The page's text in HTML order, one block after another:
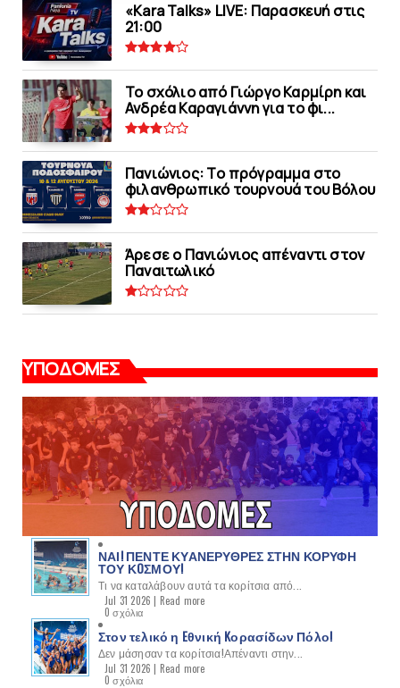
«Kara Talks» LIVE: Παρασκευή στις
21:00
Το σχόλιο από Γιώργο Καρμίρη και
Ανδρέα Καραγιάννη για το φι...
Πανιώνιoς: Tο πρόγραμμα στο
φιλανθρωπικό τουρνουά του Bόλου
Άρεσε ο Πανιώνιος απέναντι στoν
Παναιτωλικό
ΥΠΟΔΟΜΕΣ
ΝΑΙ! ΠΕΝΤΕ ΚΥΑΝΕΡΥΘΡΕΣ ΣΤΗΝ ΚΟΡΥΦΗ
ΤΟΥ ΚOΣΜΟΥ!
Τι να καταλάβουν αυτά τα κορίτσια από...
Jul 31 2026 | Read more
0 σχόλια
Στον τελικό η Eθνική Kορασίδων Πόλο!
Δεν μάσησαν τα κορίτσια!Απέναντι στην...
Jul 31 2026 | Read more
0 σχόλια